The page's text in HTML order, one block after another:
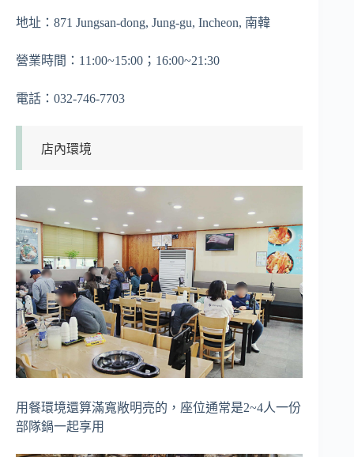
地址：871 Jungsan-dong, Jung-gu, Incheon, 南韓
營業時間：11:00~15:00；16:00~21:30
電話：032-746-7703
店內環境
用餐環境還算滿寬敞明亮的，座位通常是2~4人一份
部隊鍋一起享用